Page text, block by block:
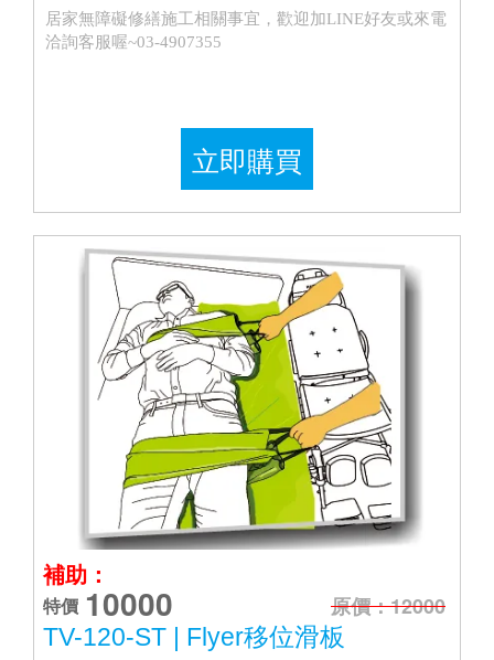
居家無障礙修繕施工相關事宜，歡迎加LINE好友或來電
洽詢客服喔~03-4907355
立即購買
補助：
特價 10000
原價：12000
TV-120-ST | Flyer移位滑板